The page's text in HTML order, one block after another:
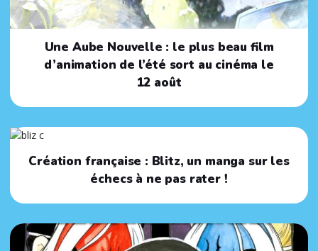
Une Aube Nouvelle : le plus beau film
d’animation de l’été sort au cinéma le
12 août
Création française : Blitz, un manga sur les
échecs à ne pas rater !